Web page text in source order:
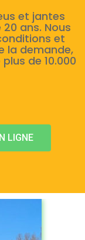
et jantes
ans. Nous
et
la demande,
de 10.000
LIGNE